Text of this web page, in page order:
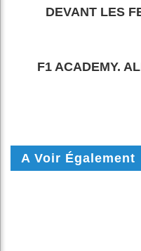
DEVANT LES
F1 ACADEMY.
A Voir Également